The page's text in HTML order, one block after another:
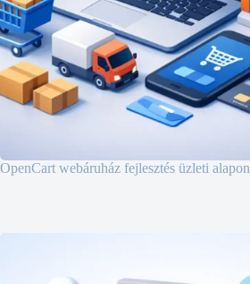
OpenCart webáruház fejlesztés üzleti alapon